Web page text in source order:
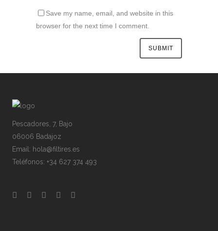
Save my name, email, and website in this
browser for the next time I comment.
Pescadores, 7, Bajo
06006 Badajoz
Email: hola@filtires.es
Teléfonos: +34 627 374 493